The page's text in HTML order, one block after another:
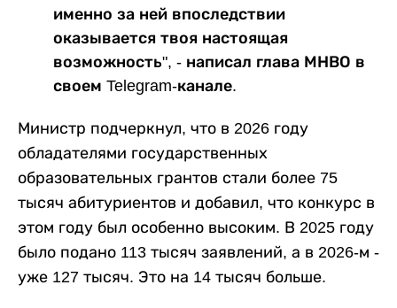
именно за ней впоследствии
оказывается твоя настоящая
возможность", - написал глава МНВО в
своем Telegram-канале.
Министр подчеркнул, что в 2026 году
обладателями государственных
образовательных грантов стали более 75
тысяч абитуриентов и добавил, что конкурс в
этом году был особенно высоким. В 2025 году
было подано 113 тысяч заявлений, а в 2026-м -
уже 127 тысяч. Это на 14 тысяч больше.